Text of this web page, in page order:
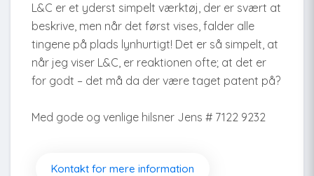
L&C er et yderst simpelt værktøj, der er svært at
beskrive, men når det først vises, falder alle
tingene på plads lynhurtigt! Det er så simpelt, at
når jeg viser L&C, er reaktionen ofte; at det er
for godt – det må da der være taget patent på?
Med gode og venlige hilsner Jens # 7122 9232
Kontakt for mere information